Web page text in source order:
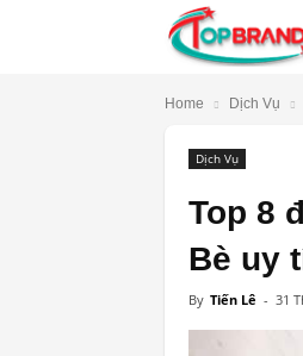
Home Dịch Vụ
Dịch Vụ
Top 8
Bè uy
By Tiến Lê - 31